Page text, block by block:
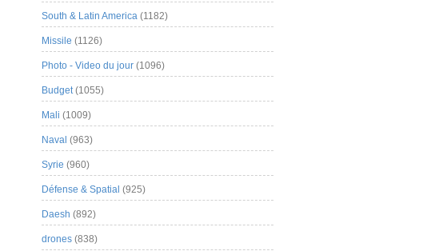
South & Latin America (1182)
Missile (1126)
Photo - Video du jour (1096)
Budget(1055)
Mali (1009)
Naval (963)
Syrie (960)
Défense & Spatial (925)
Daesh (892)
drones (838)